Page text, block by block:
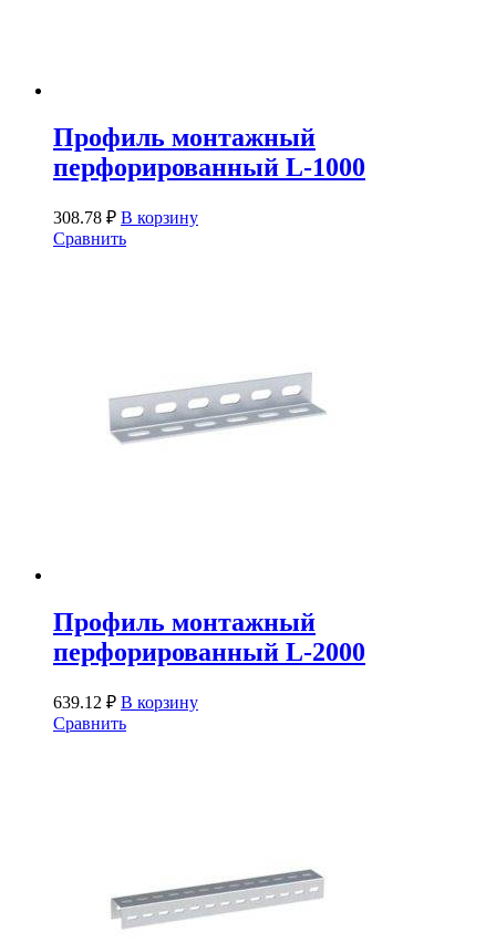
Профиль монтажный
перфорированный L-1000
308.78 ₽ В корзину
Сравнить
Профиль монтажный
перфорированный L-2000
639.12 ₽ В корзину
Сравнить